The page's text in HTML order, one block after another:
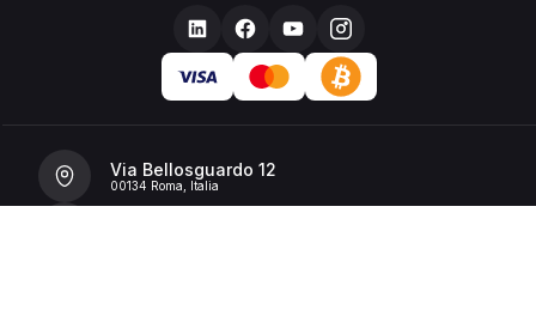
Via Bellosguardo 12
00134 Roma, Italia